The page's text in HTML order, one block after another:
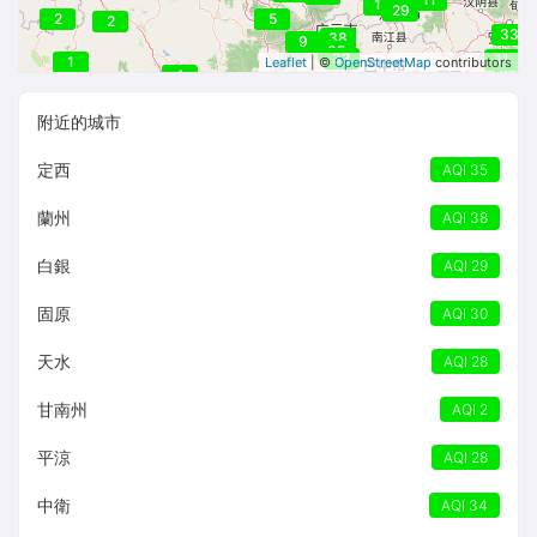
28
33
35
29
4
38
2
11
5
1 33
2
9
11
Leaflet | ©OpenStreetMap contributors
附近的城市
定西 AQI 35
蘭州 AQI 38
白銀 AQI 29
固原 AQI 30
天水 AQI 28
甘南州 AQI 2
平涼 AQI 28
中衛 AQI 34